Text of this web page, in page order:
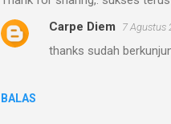
BALAS
Carpe Diem 7 Agustus
thanks sudah